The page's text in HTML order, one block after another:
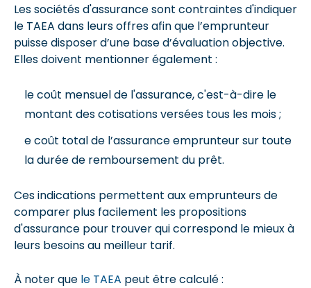
Les sociétés d'assurance sont contraintes d'indiquer
le TAEA dans leurs offres afin que l’emprunteur
puisse disposer d’une base d’évaluation objective.
Elles doivent mentionner également :
le coût mensuel de l'assurance, c'est-à-dire le
montant des cotisations versées tous les mois ;
e coût total de l’assurance emprunteur sur toute
la durée de remboursement du prêt.
Ces indications permettent aux emprunteurs de
comparer plus facilement les propositions
d'assurance pour trouver qui correspond le mieux à
leurs besoins au meilleur tarif.
À noter que le TAEA peut être calculé :